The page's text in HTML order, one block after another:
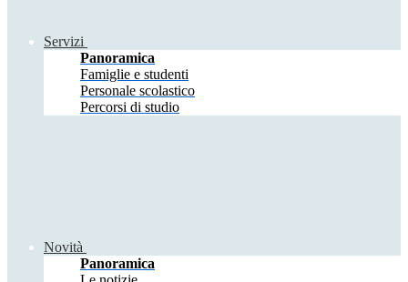
Servizi
Panoramica
Famiglie e studenti
Personale scolastico
Percorsi di studio
Novità
Panoramica